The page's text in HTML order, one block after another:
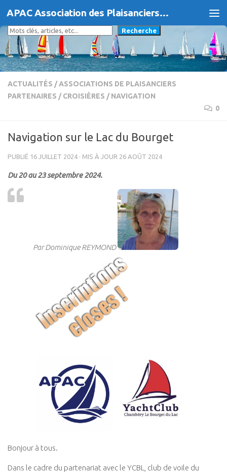
Skip to content APAC Association des Plaisanciers d'Agde et du Cap
Rechercher
Recherche
ACTUALITÉS /ASSOCIATIONS DE PLAISANCIERS
PARTENAIRES / CROISIÈRES / NAVIGATION
0
Navigation sur le Lac du Bourget
PUBLIÉ 16 JUILLET 2024 · MIS À JOUR 26 AOÛT 2024
Du 20 au 23 septembre 2024.
Par Dominique REYMOND
Bonjour à tous.
Dans le cadre du partenariat avec le YCBL, club de voile du